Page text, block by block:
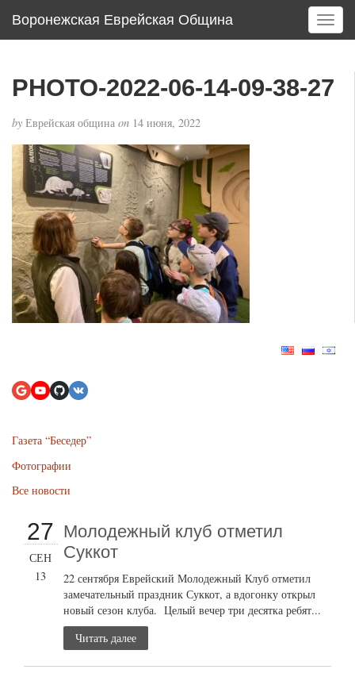
Воронежская Еврейская Община
T
o
l
PHOTO-2022-06-14-09-38-27
by Еврейская община on 14 июня, 2022
Газета “Беседер”
Фотографии
Все новости
27
СЕН
13
Молодежный клуб отметил
Суккот
22 сентября Еврейский Молодежный Клуб отметил
замечательный праздник Суккот, а вдогонку открыл
новый сезон клуба. Целый вечер три десятка ребят...
Читать далее